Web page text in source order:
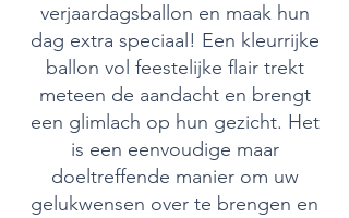
verjaardagsballon en maak hun
dag extra speciaal! Een kleurrijke
ballon vol feestelijke flair trekt
meteen de aandacht en brengt
een glimlach op hun gezicht. Het
is een eenvoudige maar
doeltreffende manier om uw
gelukwensen over te brengen en